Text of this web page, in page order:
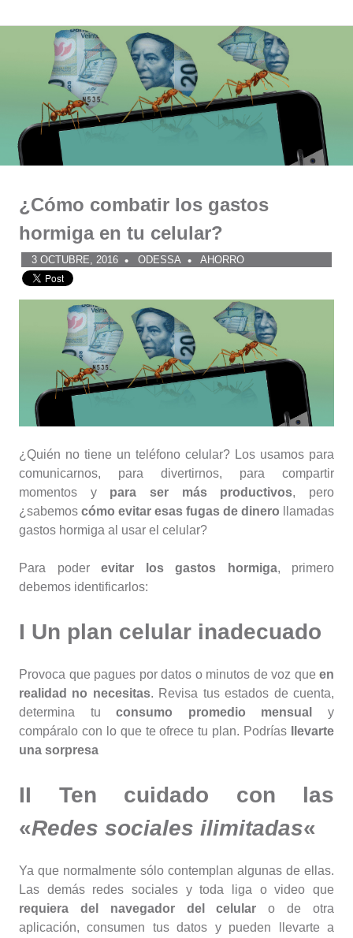
contenido
Comunidad
ODESSA
¿Cómo combatir los gastos
hormiga en tu celular?
3 OCTUBRE, 2016 ODESSA AHORRO
¿Quién no tiene un teléfono celular? Los usamos para
comunicarnos, para divertirnos, para compartir
momentos y para ser más productivos, pero
¿sabemos cómo evitar esas fugas de dinero llamadas
gastos hormiga al usar el celular?
Para poder evitar los gastos hormiga, primero
debemos identificarlos:
I Un plan celular inadecuado
Provoca que pagues por datos o minutos de voz que en
realidad no necesitas. Revisa tus estados de cuenta,
determina tuconsumo promedio mensual
y
compáralo con lo que te ofrece tu plan. Podrías
llevarte
una sorpresa
II Ten cuidado con las
«Redes sociales ilimitadas«
Ya que normalmente sólo contemplan algunas de ellas.
Las demás redes sociales y toda liga o video que
requiera del navegador del celular o de otra
aplicación, consumen tus datos y pueden llevarte a